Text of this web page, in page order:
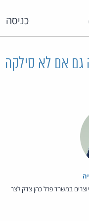
כניסה
גם אם לא סילקה
במשרד פרל כהן צדק לצר